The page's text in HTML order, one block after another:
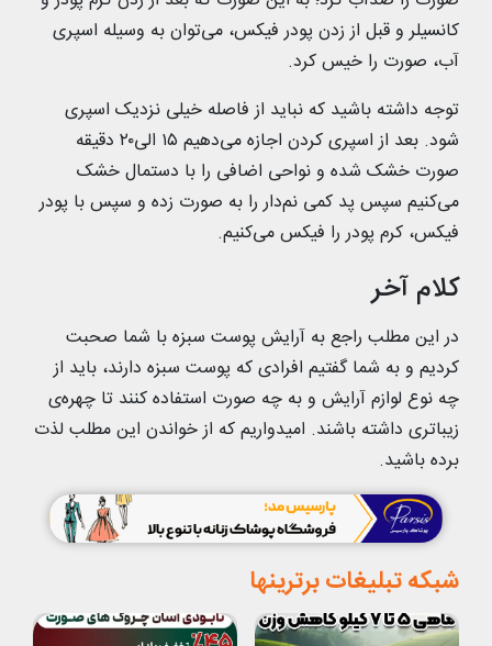
کانسیلر و قبل از زدن پودر فیکس، می‌توان به وسیله اسپری
آب، صورت را خیس کرد.
توجه داشته باشید که نباید از فاصله خیلی نزدیک اسپری
شود. بعد از اسپری کردن اجازه می‌دهیم ۱۵ الی۲۰ دقیقه
صورت خشک شده و نواحی اضافی را با دستمال خشک
می‌کنیم سپس پد کمی نم‌دار را به صورت زده و سپس با پودر
فیکس، کرم پودر را فیکس می‌کنیم.
کلام آخر
در این مطلب راجع به آرایش پوست سبزه با شما صحبت
کردیم و به شما گفتیم افرادی که پوست سبزه دارند، باید از
چه نوع لوازم آرایش و به چه صورت استفاده کنند تا چهره‌ی
زیباتری داشته باشند. امیدواریم که از خواندن این مطلب لذت
برده باشید.
شبکه تبلیغات برترینها